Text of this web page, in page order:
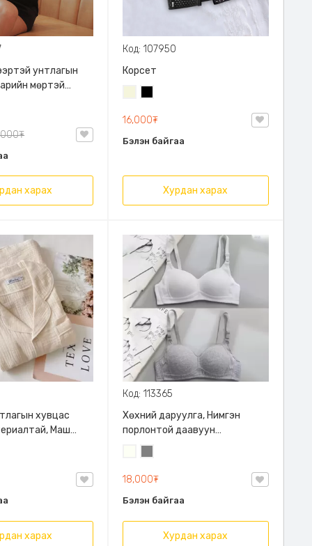
унтлагын
мөртэй
харах
Код: 107950
Корсет
/
Бэйж/
16,000₮
Бэлэн байгаа
Хурдан харах
хувцас
Маш
материайлтай
эвтэйхэн тухтай,
харах
Код: 113365
Хөхний даруулга, Нимгэн
порлонтой даавуун
материалтай, биед тухтай
18,000₮
Бэлэн байгаа
Хурдан харах